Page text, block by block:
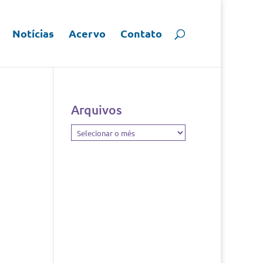
Notícias Acervo Contato
Arquivos
Arquivos